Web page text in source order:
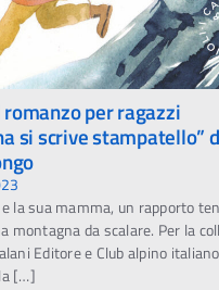
per ragazzi
si scrive stampatello”
la sua mamma, un rapporto
montagna da scalare. Per la
Editore e Club alpino italiano
[…]